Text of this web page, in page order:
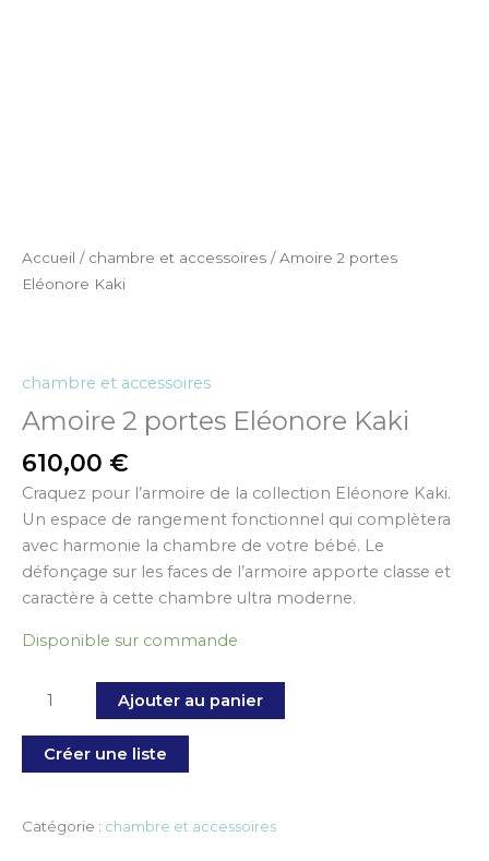
Accueil / chambre et accessoires / Amoire 2 portes
Eléonore Kaki
chambre et accessoires
Amoire 2 portes Eléonore Kaki
610,00 €
Craquez pour l’armoire de la collection Eléonore Kaki.
Un espace de rangement fonctionnel qui complètera
avec harmonie la chambre de votre bébé. Le
défonçage sur les faces de l’armoire apporte classe et
caractère à cette chambre ultra moderne.
Disponible sur commande
Ajouter au panier
Créer une liste
Catégorie : chambre et accessoires